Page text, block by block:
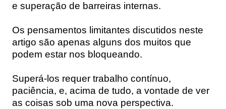
e superação de barreiras internas.
Os pensamentos limitantes discutidos neste
artigo são apenas alguns dos muitos que
podem estar nos bloqueando.
Superá-los requer trabalho contínuo,
paciência, e, acima de tudo, a vontade de ver
as coisas sob uma nova perspectiva.